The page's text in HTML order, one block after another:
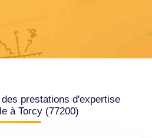
prestations d'expertise
à Torcy (77200)